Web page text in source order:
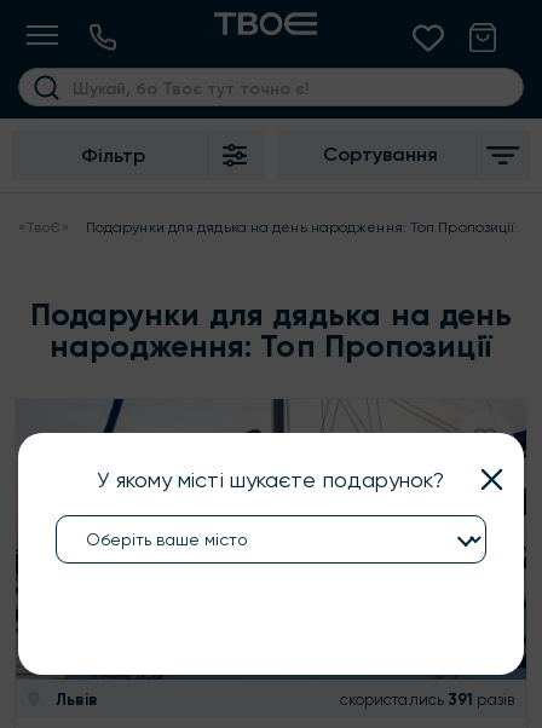
Фільтр Сортування
«ТвоЄ» Подарунки для дядька на день народження: Топ Пропозиції
Подарунки для дядька на день
народження: Топ Пропозиції
Львів скористались 391 разів
У якому місті шукаєте подарунок?